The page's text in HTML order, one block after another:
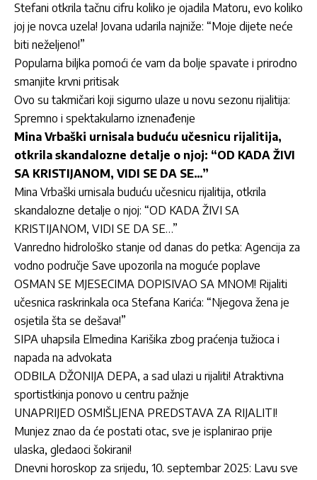
Stefani otkrila tačnu cifru koliko je ojadila Matoru, evo koliko
joj je novca uzela! Jovana udarila najniže: “Moje dijete neće
biti neželjeno!”
Popularna biljka pomoći će vam da bolje spavate i prirodno
smanjite krvni pritisak
Ovo su takmičari koji sigurno ulaze u novu sezonu rijalitija:
Spremno i spektakularno iznenađenje
Mina Vrbaški urnisala buduću učesnicu rijalitija,
otkrila skandalozne detalje o njoj: “OD KADA ŽIVI
SA KRISTIJANOM, VIDI SE DA SE…”
Mina Vrbaški urnisala buduću učesnicu rijalitija, otkrila
skandalozne detalje o njoj: “OD KADA ŽIVI SA
KRISTIJANOM, VIDI SE DA SE…”
Vanredno hidrološko stanje od danas do petka: Agencija za
vodno područje Save upozorila na moguće poplave
OSMAN SE MJESECIMA DOPISIVAO SA MNOM! Rijaliti
učesnica raskrinkala oca Stefana Karića: “Njegova žena je
osjetila šta se dešava!”
SIPA uhapsila Elmedina Karišika zbog praćenja tužioca i
napada na advokata
ODBILA DŽONIJA DEPA, a sad ulazi u rijaliti! Atraktivna
sportistkinja ponovo u centru pažnje
UNAPRIJED OSMIŠLJENA PREDSTAVA ZA RIJALITI!
Munjez znao da će postati otac, sve je isplanirao prije
ulaska, gledaoci šokirani!
Dnevni horoskop za srijedu, 10. septembar 2025: Lavu sve